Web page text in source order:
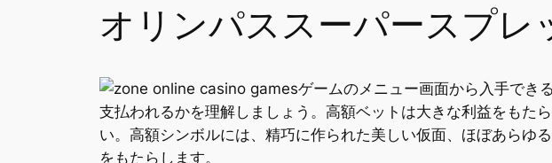
オリンパススーパースプレ
ゲームのメニュー画面から入手でき
支払われるかを理解しましょう。高額ベットは大きな利益をもた
い。高額シンボルには、精巧に作られた美しい仮面、ほぼあらゆ
をもたらします。